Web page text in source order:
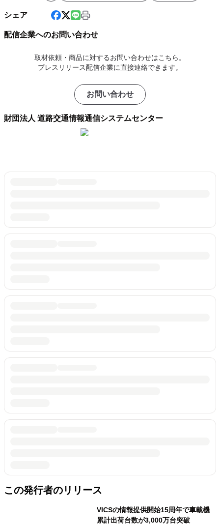
シェア
配信企業へのお問い合わせ
取材依頼・商品に対するお問い合わせはこちら。
プレスリリース配信企業に直接連絡できます。
お問い合わせ
財団法人 道路交通情報通信システムセンター
この発行者のリリース
VICSの情報提供開始15周年で車載機
累計出荷台数が3,000万台突破